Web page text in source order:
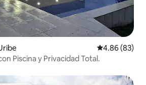
Calificación
4.86 (83)
Piscina y Privacidad Total.